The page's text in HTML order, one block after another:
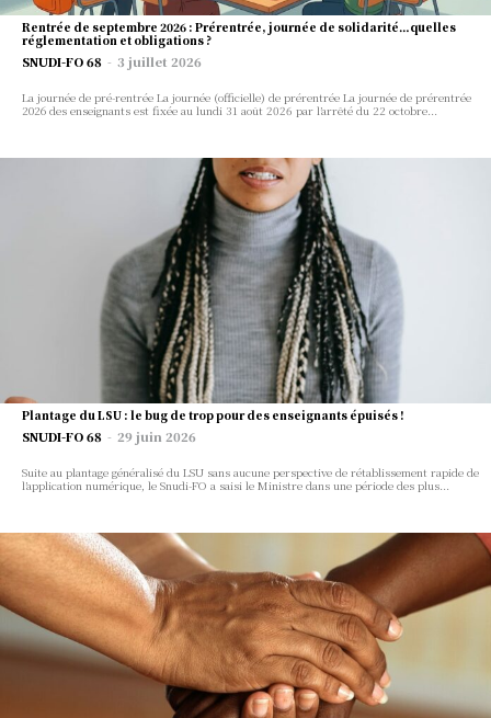
한국 뉴스 통찰력
뉴스, 의견 및 분석을 위한 권위
있고 독립적인 소스
한국 뉴스 오리지널 뉴스와 심층 보도에 의존하는
영향력 있는 회원 커뮤니티에 가입하세요.
더 알아보기
한국 뉴스 통찰력
Rentrée de septembre 2026 : Prérentrée, journée de solidarité…quelles
réglementation et obligations ?
SNUDI-FO 68 - 3 juillet 2026
La journée de pré-rentrée La journée (officielle) de prérentrée La journée de prérentrée
2026 des enseignants est fixée au lundi 31 août 2026 par l’arrêté du 22 octobre...
Plantage du LSU : le bug de trop pour des enseignants épuisés !
SNUDI-FO 68 - 29 juin 2026
Suite au plantage généralisé du LSU sans aucune perspective de rétablissement rapide de
l’application numérique, le Snudi-FO a saisi le Ministre dans une période des plus...